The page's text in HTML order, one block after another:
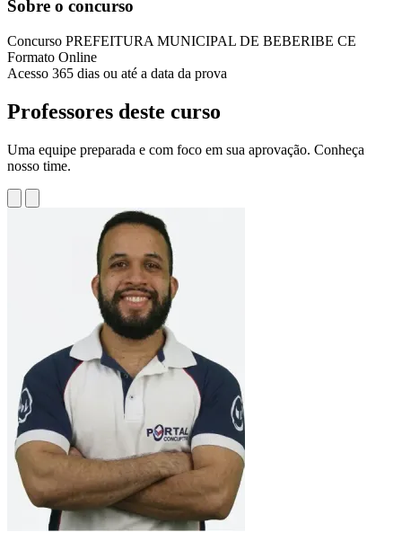
Sobre o concurso
Concurso PREFEITURA MUNICIPAL DE BEBERIBE CE
Formato Online
Acesso 365 dias ou até a data da prova
Professores deste curso
Uma equipe preparada e com foco em sua aprovação. Conheça
nosso time.